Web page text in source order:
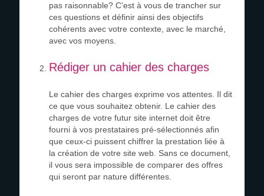
pas raisonnable? C’est à vous de trancher sur
ces questions et définir ainsi des objectifs
cohérents avec votre contexte, avec le marché,
avec vos moyens.
Rédiger un cahier des charges
Le cahier des charges exprime vos attentes. Il dit
ce que vous souhaitez obtenir. Le cahier des
charges de votre futur site internet doit être
fourni à vos prestataires pré-sélectionnés afin
que ceux-ci puissent chiffrer la prestation liée à
la création de votre site web. Sans ce document,
il vous sera impossible de comparer des offres
qui seront par nature différentes.